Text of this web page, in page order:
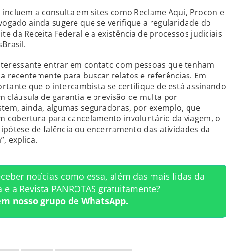
a consulta em sites como Reclame Aqui, Procon e
ainda sugere que se verifique a regularidade do
da Receita Federal e a existência de processos judiciais
entrar em contato com pessoas que tenham
recentemente para buscar relatos e referências. Em
que o intercambista se certifique de está assinando
cláusula de garantia e previsão de multa por
ainda, algumas seguradoras, por exemplo, que
cobertura para cancelamento involuntário da viagem, o
de falência ou encerramento das atividades da
explica.
notícias como essa, além das mais lidas da
e a Revista PANROTAS gratuitamente?
nosso grupo de WhatsApp.